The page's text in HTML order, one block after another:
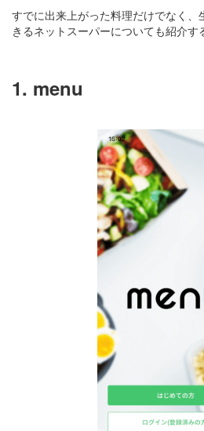
すでに出来上がった料理だけでなく
きるネットスーパーについても紹介す
1. menu